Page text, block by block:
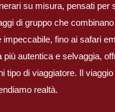
su misura, pensati per
di gruppo che
impeccabile, fino ai safari
più autentica e selvaggia,
tipo di viaggiatore. Il
realtà.